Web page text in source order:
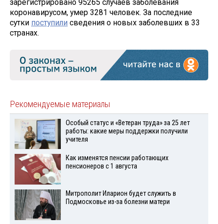
зарегистрировано 95265 случаев заболевания
коронавирусом, умер 3281 человек. За последние
сутки поступили сведения о новых заболевших в 33
странах.
Рекомендуемые материалы
Особый статус и «Ветеран труда» за 25 лет
работы: какие меры поддержки получили
учителя
Как изменятся пенсии работающих
пенсионеров с 1 августа
Митрополит Иларион будет служить в
Подмосковье из-за болезни матери